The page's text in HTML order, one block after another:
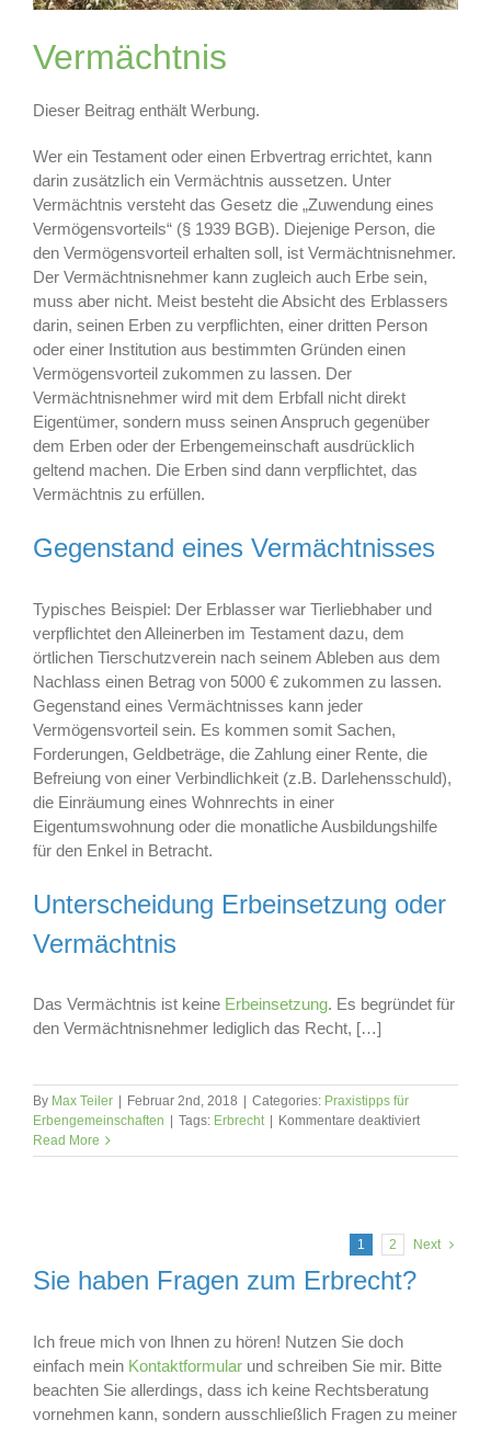
Vermächtnis
Dieser Beitrag enthält Werbung.
Wer ein Testament oder einen Erbvertrag errichtet, kann
darin zusätzlich ein Vermächtnis aussetzen. Unter
Vermächtnis versteht das Gesetz die „Zuwendung eines
Vermögensvorteils“ (§ 1939 BGB). Diejenige Person, die
den Vermögensvorteil erhalten soll, ist Vermächtnisnehmer.
Der Vermächtnisnehmer kann zugleich auch Erbe sein,
muss aber nicht. Meist besteht die Absicht des Erblassers
darin, seinen Erben zu verpflichten, einer dritten Person
oder einer Institution aus bestimmten Gründen einen
Vermögensvorteil zukommen zu lassen. Der
Vermächtnisnehmer wird mit dem Erbfall nicht direkt
Eigentümer, sondern muss seinen Anspruch gegenüber
dem Erben oder der Erbengemeinschaft ausdrücklich
geltend machen. Die Erben sind dann verpflichtet, das
Vermächtnis zu erfüllen.
Gegenstand eines Vermächtnisses
Typisches Beispiel: Der Erblasser war Tierliebhaber und
verpflichtet den Alleinerben im Testament dazu, dem
örtlichen Tierschutzverein nach seinem Ableben aus dem
Nachlass einen Betrag von 5000 € zukommen zu lassen.
Gegenstand eines Vermächtnisses kann jeder
Vermögensvorteil sein. Es kommen somit Sachen,
Forderungen, Geldbeträge, die Zahlung einer Rente, die
Befreiung von einer Verbindlichkeit (z.B. Darlehensschuld),
die Einräumung eines Wohnrechts in einer
Eigentumswohnung oder die monatliche Ausbildungshilfe
für den Enkel in Betracht.
Unterscheidung Erbeinsetzung oder
Vermächtnis
Das Vermächtnis ist keine Erbeinsetzung. Es begründet für
den Vermächtnisnehmer lediglich das Recht, […]
By Max Teiler Februar 2nd, 2018 Categories: Praxistipps für
Erbengemeinschaften
Tags: Erbrecht Kommentare deaktiviertfür
Read More
1 2 Next
Sie haben Fragen zum Erbrecht?
Ich freue mich von Ihnen zu hören! Nutzen Sie doch
einfach mein Kontaktformular und schreiben Sie mir. Bitte
beachten Sie allerdings, dass ich keine Rechtsberatung
vornehmen kann, sondern ausschließlich Fragen zu meiner